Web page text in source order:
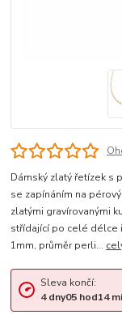
Dámský zlatý řetízek s
se zapínáním na
zlatými gravírovanými
střídající po celé délce
1mm, průměr perli...
Sleva končí:
4 dny05hod14